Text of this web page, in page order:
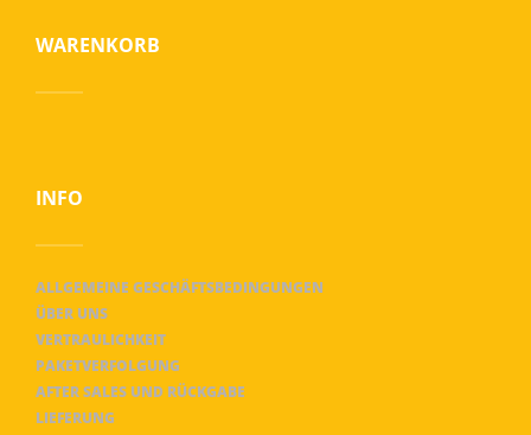
WARENKORB
INFO
ALLGEMEINE GESCHÄFTSBEDINGUNGEN
ÜBER UNS
VERTRAULICHKEIT
PAKETVERFOLGUNG
AFTER SALES UND RÜCKGABE
LIEFERUNG